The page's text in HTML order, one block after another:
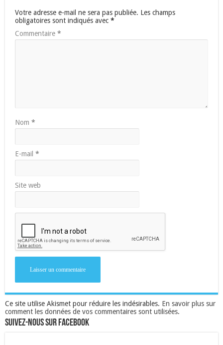
Votre adresse e-mail ne sera pas publiée. Les champs
obligatoires sont indiqués avec *
Commentaire *
Nom *
E-mail *
Site web
Ce site utilise Akismet pour réduire les indésirables. En savoir plus sur
comment les données de vos commentaires sont utilisées.
Suivez-nous sur Facebook